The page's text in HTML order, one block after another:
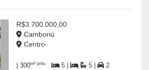
R$3.700.000,00
Camboriú
Centro
| 300m² priv. 5 | 5 | 2